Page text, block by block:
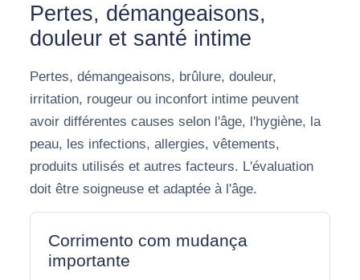
Pertes, démangeaisons,
douleur et santé intime
Pertes, démangeaisons, brûlure, douleur,
irritation, rougeur ou inconfort intime peuvent
avoir différentes causes selon l'âge, l'hygiène, la
peau, les infections, allergies, vêtements,
produits utilisés et autres facteurs. L'évaluation
doit être soigneuse et adaptée à l'âge.
Corrimento com mudança
importante